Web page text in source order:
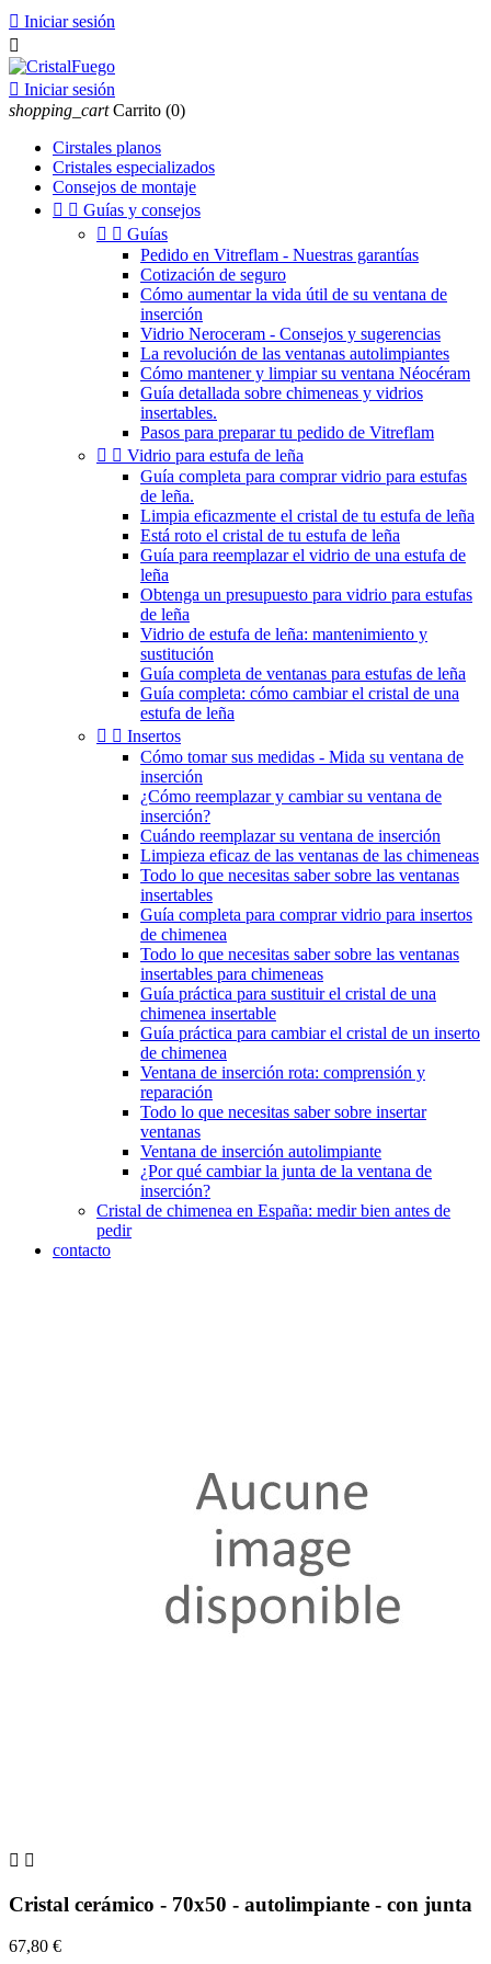
 Iniciar sesión

 Iniciar sesión
shopping_cart Carrito (0)
Cirstales planos
Cristales especializados
Consejos de montaje
  Guías y consejos
  Guías
Pedido en Vitreflam - Nuestras garantías
Cotización de seguro
Cómo aumentar la vida útil de su ventana de
inserción
Vidrio Neroceram - Consejos y sugerencias
La revolución de las ventanas autolimpiantes
Cómo mantener y limpiar su ventana Néocéram
Guía detallada sobre chimeneas y vidrios
insertables.
Pasos para preparar tu pedido de Vitreflam
  Vidrio para estufa de leña
Guía completa para comprar vidrio para estufas
de leña.
Limpia eficazmente el cristal de tu estufa de leña
Está roto el cristal de tu estufa de leña
Guía para reemplazar el vidrio de una estufa de
leña
Obtenga un presupuesto para vidrio para estufas
de leña
Vidrio de estufa de leña: mantenimiento y
sustitución
Guía completa de ventanas para estufas de leña
Guía completa: cómo cambiar el cristal de una
estufa de leña
  Insertos
Cómo tomar sus medidas - Mida su ventana de
inserción
¿Cómo reemplazar y cambiar su ventana de
inserción?
Cuándo reemplazar su ventana de inserción
Limpieza eficaz de las ventanas de las chimeneas
Todo lo que necesitas saber sobre las ventanas
insertables
Guía completa para comprar vidrio para insertos
de chimenea
Todo lo que necesitas saber sobre las ventanas
insertables para chimeneas
Guía práctica para sustituir el cristal de una
chimenea insertable
Guía práctica para cambiar el cristal de un inserto
de chimenea
Ventana de inserción rota: comprensión y
reparación
Todo lo que necesitas saber sobre insertar
ventanas
Ventana de inserción autolimpiante
¿Por qué cambiar la junta de la ventana de
inserción?
Cristal de chimenea en España: medir bien antes de
pedir
contacto
 
Cristal cerámico - 70x50 - autolimpiante - con junta
67,80 €